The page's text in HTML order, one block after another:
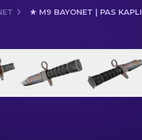
★ M9 BAYONET | PAS KAPLI
Kaplı